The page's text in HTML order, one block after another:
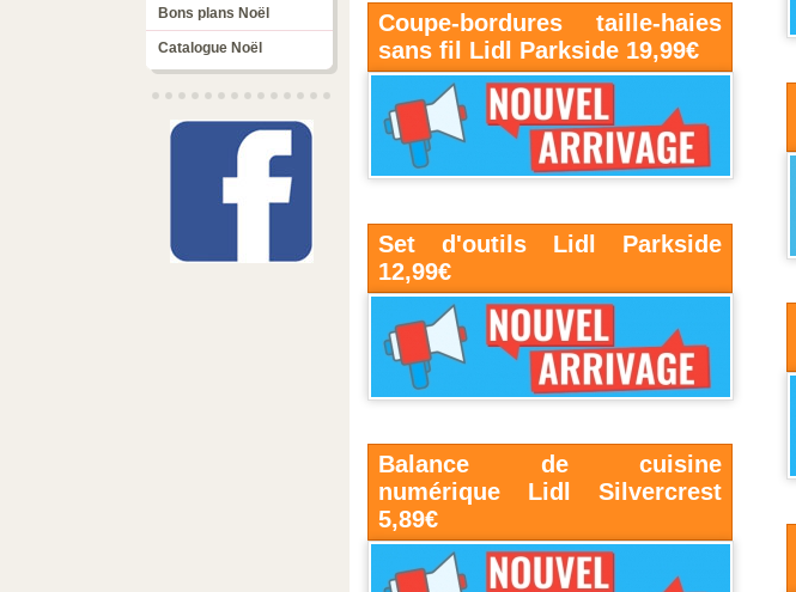
Bons plans Noël
Catalogue Noël
Coupe-bordures taille-haies
sans fil Lidl Parkside 19,99€
Set d'outils Lidl Parkside
12,99€
Balance de cuisine
numérique Lidl Silvercrest
5,89€